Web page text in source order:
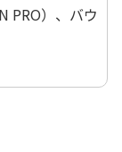
PRO）、バウ